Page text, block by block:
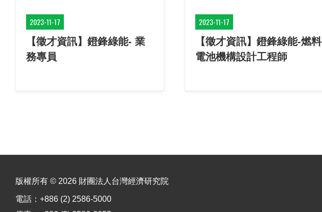
2023-11-17
【徵才資訊】鐙鋒綠能- 業
務專員
2023-11-17
【徵才資訊】鐙鋒綠能-燃料
電池機構設計工程師
版權所有 © 2026 財團法人台灣經濟研究院
電話：+886 (2) 2586-5000